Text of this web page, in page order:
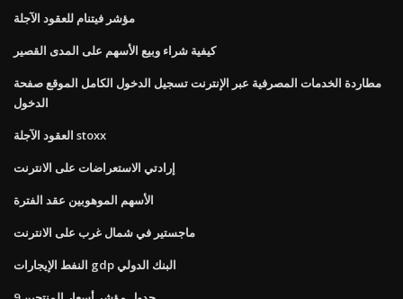
مؤشر فيتنام للعقود الآجلة
كيفية شراء وبيع الأسهم على المدى القصير
مطاردة الخدمات المصرفية عبر الإنترنت تسجيل الدخول الكامل الموقع صفحة
الدخول
العقود الآجلة stoxx
إرادتي الاستعراضات على الانترنت
الأسهم الموهوبين عقد الفترة
ماجستير في شمال غرب على الانترنت
النفط الإيجارات gdp البنك الدولي